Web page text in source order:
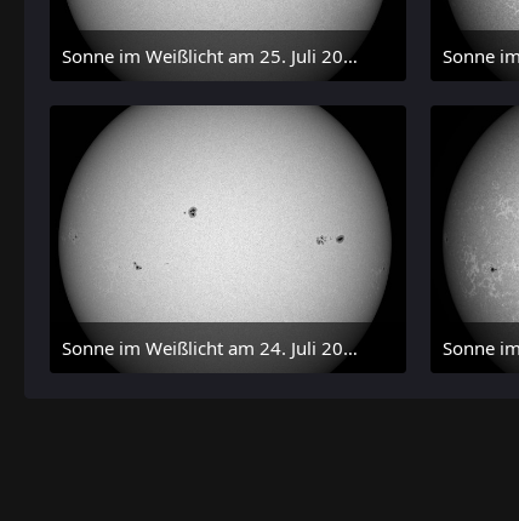
Sonne im Weißlicht am 25. Juli 2026 um 15:28 MESZ
27. Juli 2026 um 21:15
Sonne im Weißlicht am 24. Juli 2026 um 15:31 MESZ
24. Juli 2026 um 21:45